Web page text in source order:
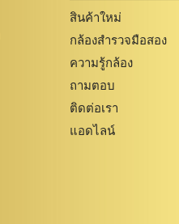
สินค้าใหม่
กล้องสำรวจมือสอง
ความรู้กล้อง
ถามตอบ
ติดต่อเรา
แอดไลน์